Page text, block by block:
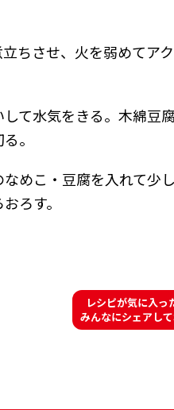
ちさせ、火を弱めてア
て水気をきる。木綿豆
。
めこ・豆腐を入れて少
ろす。
レシピが気に入っ
みんなにシェアして